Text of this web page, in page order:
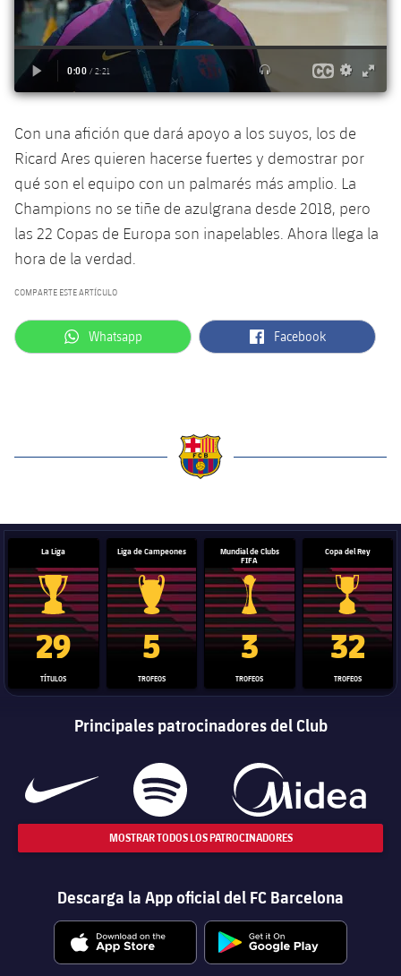
Con una afición que dará apoyo a los suyos, los de
Ricard Ares quieren hacerse fuertes y demostrar por
qué son el equipo con un palmarés más amplio. La
Champions no se tiñe de azulgrana desde 2018, pero
las 22 Copas de Europa son inapelables. Ahora llega la
hora de la verdad.
COMPARTE ESTE ARTÍCULO
label.aria.whatsapp
Whatsapp label.aria.facebook
Facebook
La Liga
Trofeo de La Liga
29
TÍTULOS
Liga de Campeones
Trofeo de la Liga de Campeones
5
TROFEOS
Mundial de Clubs
FIFA
Trofeo del Mundial de
3
TROFEOS
Copa del Rey
Copa del
32
TROFEOS
Principales patrocinadores del Club
MOSTRAR TODOS LOS PATROCINADORES
Descarga la App oficial del FC Barcelona